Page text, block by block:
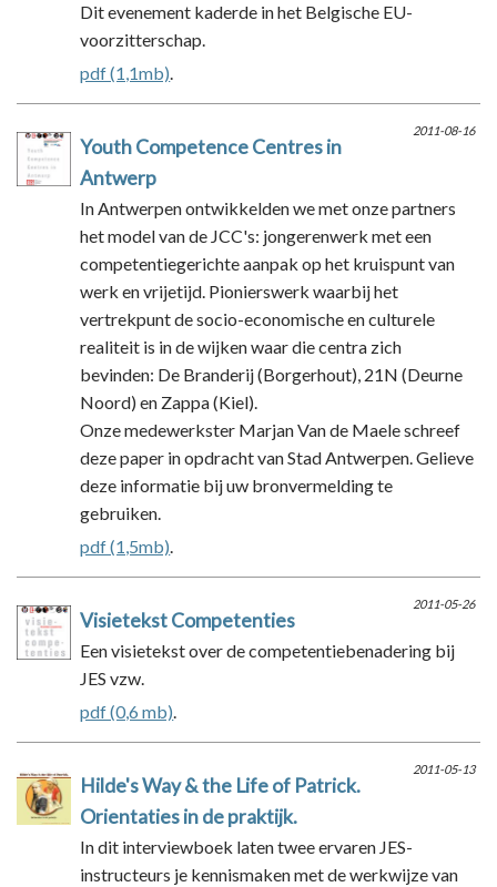
Dit evenement kaderde in het Belgische EU-
voorzitterschap.
pdf (1,1mb).
2011-08-16
Youth Competence Centres in
Antwerp
In Antwerpen ontwikkelden we met onze partners
het model van de JCC's: jongerenwerk met een
competentiegerichte aanpak op het kruispunt van
werk en vrijetijd. Pionierswerk waarbij het
vertrekpunt de socio-economische en culturele
realiteit is in de wijken waar die centra zich
bevinden: De Branderij (Borgerhout), 21N (Deurne
Noord) en Zappa (Kiel).
Onze medewerkster Marjan Van de Maele schreef
deze paper in opdracht van Stad Antwerpen. Gelieve
deze informatie bij uw bronvermelding te
gebruiken.
pdf (1,5mb).
2011-05-26
Visietekst Competenties
Een visietekst over de competentiebenadering bij
JES vzw.
pdf (0,6 mb).
2011-05-13
Hilde's Way & the Life of Patrick.
Orientaties in de praktijk.
In dit interviewboek laten twee ervaren JES-
instructeurs je kennismaken met de werkwijze van